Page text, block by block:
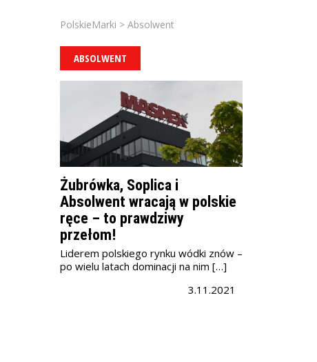
PolskieMarki > Absolwent
ABSOLWENT
Żubrówka, Soplica i
Absolwent wracają w polskie
ręce – to prawdziwy
przełom!
Liderem polskiego rynku wódki znów –
po wielu latach dominacji na nim […]
3.11.2021